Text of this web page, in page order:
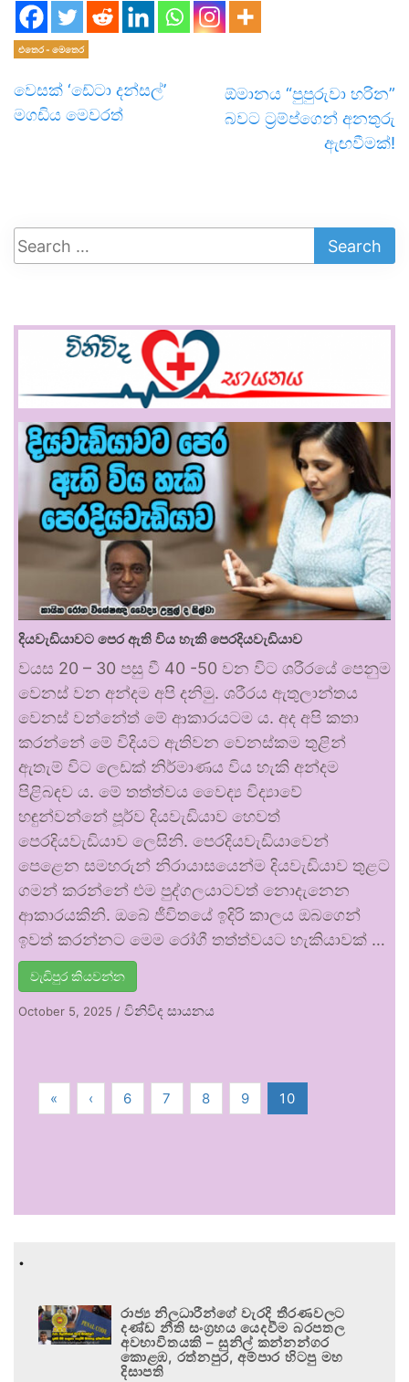
එතෙර - මෙතෙර
වෙසක් ‘ඩේටා දන්සල්’
මගඩිය මෙවරත්
ඕමානය “පුපුරුවා හරින”
බවට ට්‍රම්ප්ගෙන් අනතුරු
ඇඟවීමක්!
දියවැඩියාවට පෙර ඇති විය හැකි පෙරදියවැඩියාව
වයස 20 – 30 පසු වී 40 -50 වන විට ශරීරයේ පෙනුම
වෙනස් වන අන්දම අපි දනිමු. ශරීරය ඇතුලාන්තය
වෙනස් වන්නේත් මේ ආකාරයටම ය. අද අපි කතා
කරන්නේ මේ විදියට ඇතිවන වෙනස්කම තුළින්
ඇතැම් විට ලෙඩක් නිර්මාණය විය හැකි අන්දම
පිළිබඳව ය. මේ තත්ත්වය වෛද්‍ය විද්‍යාවේ
හඳුන්වන්නේ පූර්ව දියවැඩියාව හෙවත්
පෙරදියවැඩියාව ලෙසිනි. පෙරදියවැඩියාවෙන්
පෙළෙන සමහරුන් නිරායාසයෙන්ම දියවැඩියාව තුළට
ගමන් කරන්නේ එම පුද්ගලයාටවත් නොදැනෙන
ආකාරයකිනි. ඔබේ ජීවිතයේ ඉදිරි කාලය ඔබගෙන්
ඉවත් කරන්නට මෙම රෝගී තත්ත්වයට හැකියාවක් …
වැඩිපුර කියවන්න
October 5, 2025 / විනිවිද සායනය
« ‹ 6 7 8 9 10
.
රාජ්‍ය නිලධාරීන්ගේ වැරදි තීරණවලට
දණ්ඩ නීති සංග්‍රහය යෙදවීම බරපතල
අවභාවිතයකි – සුනිල් කන්නන්ගර
කොළඹ, රත්නපුර, අම්පාර හිටපු මහ
දිසාපති